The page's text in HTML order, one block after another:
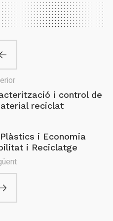
i control de
reciclat
i Economia
i Reciclatge